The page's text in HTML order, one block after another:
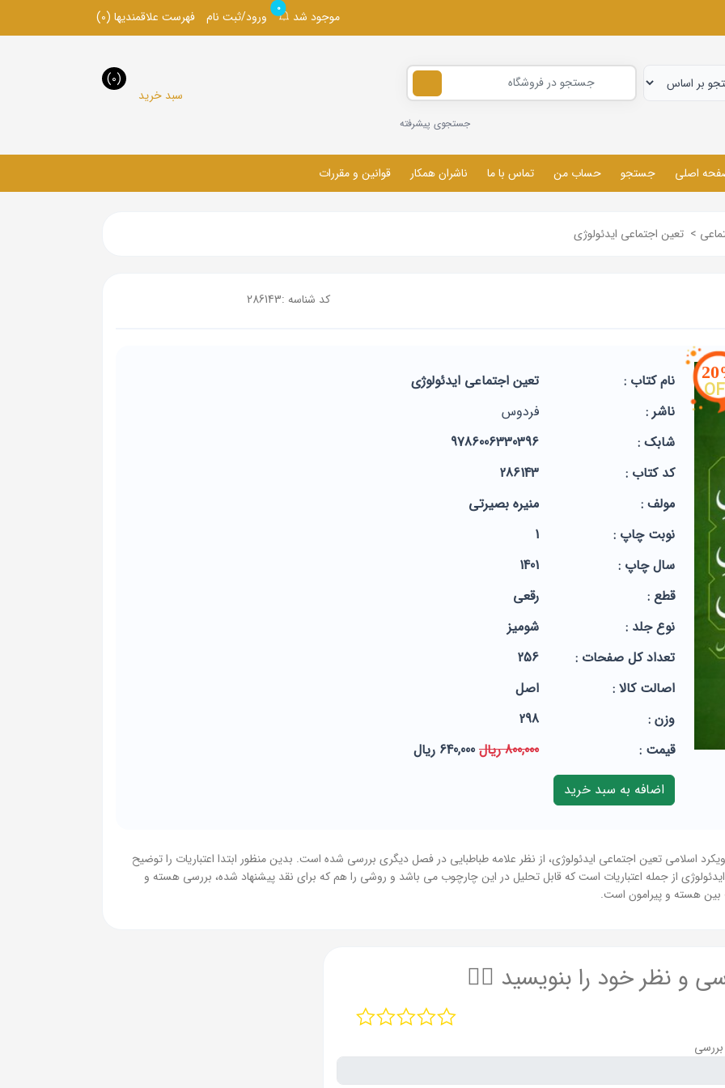
موجود شد
0
ورود/ثبت نام فهرست علاقمندیها (0)
جستجوی پیشرفته
سبد خرید
(0)
اصلی جستجو حساب من تماس با ما ناشران همکار قوانین و مقررات
> تعین اجتماعی ایدئولوژی
کد شناسه :286143
نام کتاب :
تعین اجتماعی ایدئولوژی
ناشر :
فردوس
شابک :
9786006330396
کد کتاب :
286143
مولف :
منیره بصیرتی
نوبت چاپ :
1
سال چاپ :
1401
قطع :
رقعی
نوع جلد :
شومیز
تعداد کل صفحات :
256
اصالت کالا :
اصل
وزن :
298
قيمت :
800,000 ریال 640,000 ریال
اسلامی تعین اجتماعی ایدئولوژی، از نظر علامه طباطبایی در فصل دیگری بررسی شده است. بدین منظور ابتدا اعتباریات را توضیح
از جمله اعتباریات است که قابل تحلیل در این چارچوب می باشد و روشی را هم که برای نقد پیشنهاد شده، بررسی هسته و
بین هسته و پیرامون است.
و نظر خود را بنویسید ✍🏻